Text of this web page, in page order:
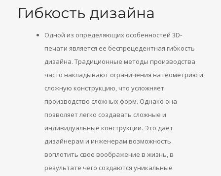
Гибкость дизайна
Одной из определяющих особенностей 3D-
печати является ее беспрецедентная гибкость
дизайна. Традиционные методы производства
часто накладывают ограничения на геометрию и
сложную конструкцию, что усложняет
производство сложных форм. Однако она
позволяет легко создавать сложные и
индивидуальные конструкции. Это дает
дизайнерам и инженерам возможность
воплотить свое воображение в жизнь, в
результате чего создаются уникальные